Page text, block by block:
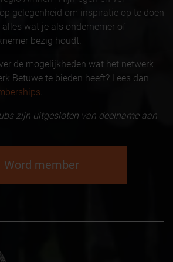
gelegenheid om inspiratie op te doen
wat je als ondernemer of
bezig houdt.
de mogelijkheden wat het netwerk
Betuwe te bieden heeft? Lees dan
zijn uitgesloten van deelname aan
Word member